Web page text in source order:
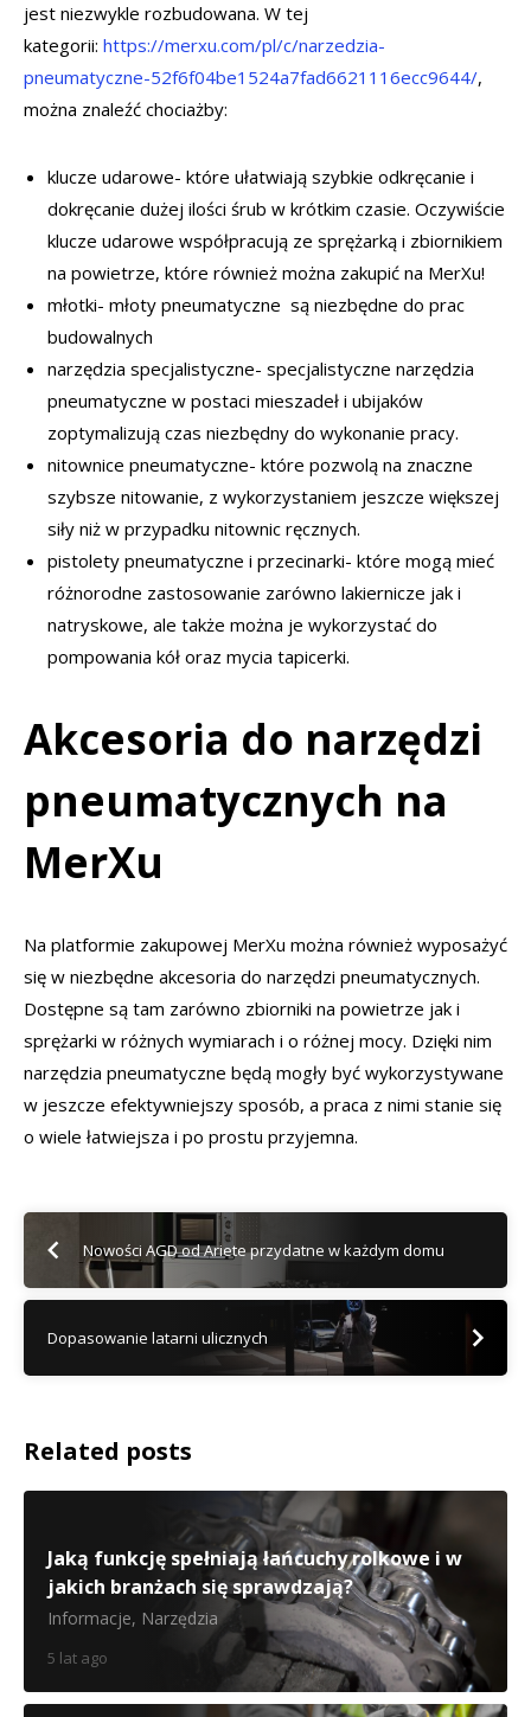
jest niezwykle rozbudowana. W tej
kategorii: https://merxu.com/pl/c/narzedzia-
pneumatyczne-52f6f04be1524a7fad6621116ecc9644/,
można znaleźć chociażby:
klucze udarowe- które ułatwiają szybkie odkręcanie i
dokręcanie dużej ilości śrub w krótkim czasie. Oczywiście
klucze udarowe współpracują ze sprężarką i zbiornikiem
na powietrze, które również można zakupić na MerXu!
młotki- młoty pneumatyczne są niezbędne do prac
budowalnych
narzędzia specjalistyczne- specjalistyczne narzędzia
pneumatyczne w postaci mieszadeł i ubijaków
zoptymalizują czas niezbędny do wykonanie pracy.
nitownice pneumatyczne- które pozwolą na znaczne
szybsze nitowanie, z wykorzystaniem jeszcze większej
siły niż w przypadku nitownic ręcznych.
pistolety pneumatyczne i przecinarki- które mogą mieć
różnorodne zastosowanie zarówno lakiernicze jak i
natryskowe, ale także można je wykorzystać do
pompowania kół oraz mycia tapicerki.
Akcesoria do narzędzi
pneumatycznych na
MerXu
Na platformie zakupowej MerXu można również wyposażyć
się w niezbędne akcesoria do narzędzi pneumatycznych.
Dostępne są tam zarówno zbiorniki na powietrze jak i
sprężarki w różnych wymiarach i o różnej mocy. Dzięki nim
narzędzia pneumatyczne będą mogły być wykorzystywane
w jeszcze efektywniejszy sposób, a praca z nimi stanie się
o wiele łatwiejsza i po prostu przyjemna.
Nowości AGD od Ariete przydatne w każdym domu
Dopasowanie latarni ulicznych
Related posts
Jaką funkcję spełniają łańcuchy rolkowe i w
jakich branżach się sprawdzają?
Informacje, Narzędzia
5 lat ago